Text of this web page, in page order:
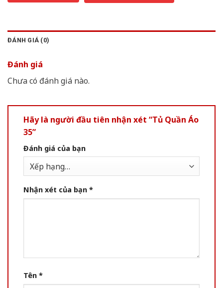
ĐÁNH GIÁ (0)
Đánh giá
Chưa có đánh giá nào.
Hãy là người đầu tiên nhận xét “Tủ Quần Áo
35”
Đánh giá của bạn
Nhận xét của bạn *
Tên *